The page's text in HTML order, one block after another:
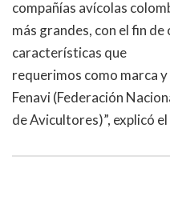
compañías avícolas
más grandes, con el fin
características que
requerimos como marca
Fenavi (Federación
de Avicultores)”, explicó